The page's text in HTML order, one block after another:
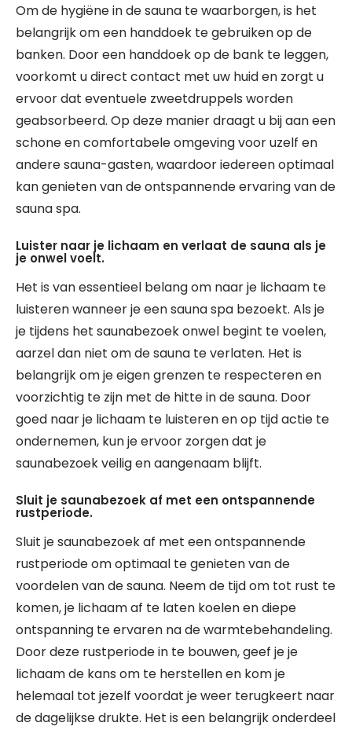
Om de hygiëne in de sauna te waarborgen, is het
belangrijk om een handdoek te gebruiken op de
banken. Door een handdoek op de bank te leggen,
voorkomt u direct contact met uw huid en zorgt u
ervoor dat eventuele zweetdruppels worden
geabsorbeerd. Op deze manier draagt u bij aan een
schone en comfortabele omgeving voor uzelf en
andere sauna-gasten, waardoor iedereen optimaal
kan genieten van de ontspannende ervaring van de
sauna spa.
Luister naar je lichaam en verlaat de sauna als je
je onwel voelt.
Het is van essentieel belang om naar je lichaam te
luisteren wanneer je een sauna spa bezoekt. Als je
je tijdens het saunabezoek onwel begint te voelen,
aarzel dan niet om de sauna te verlaten. Het is
belangrijk om je eigen grenzen te respecteren en
voorzichtig te zijn met de hitte in de sauna. Door
goed naar je lichaam te luisteren en op tijd actie te
ondernemen, kun je ervoor zorgen dat je
saunabezoek veilig en aangenaam blijft.
Sluit je saunabezoek af met een ontspannende
rustperiode.
Sluit je saunabezoek af met een ontspannende
rustperiode om optimaal te genieten van de
voordelen van de sauna. Neem de tijd om tot rust te
komen, je lichaam af te laten koelen en diepe
ontspanning te ervaren na de warmtebehandeling.
Door deze rustperiode in te bouwen, geef je je
lichaam de kans om te herstellen en kom je
helemaal tot jezelf voordat je weer terugkeert naar
de dagelijkse drukte. Het is een belangrijk onderdeel